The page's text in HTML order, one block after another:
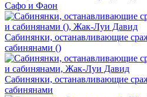
Сафо и Фаон
Сабинянки, останавливающие
сабинянами ()
Сабинянки, останавливающие
сабинянами